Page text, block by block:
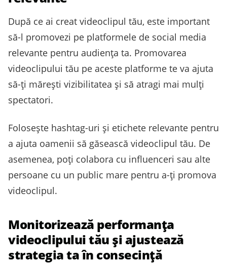
După ce ai creat videoclipul tău, este important
să-l promovezi pe platformele de social media
relevante pentru audiența ta. Promovarea
videoclipului tău pe aceste platforme te va ajuta
să-ți mărești vizibilitatea și să atragi mai mulți
spectatori.
Folosește hashtag-uri și etichete relevante pentru
a ajuta oamenii să găsească videoclipul tău. De
asemenea, poți colabora cu influenceri sau alte
persoane cu un public mare pentru a-ți promova
videoclipul.
Monitorizează performanța
videoclipului tău și ajustează
strategia ta în consecință